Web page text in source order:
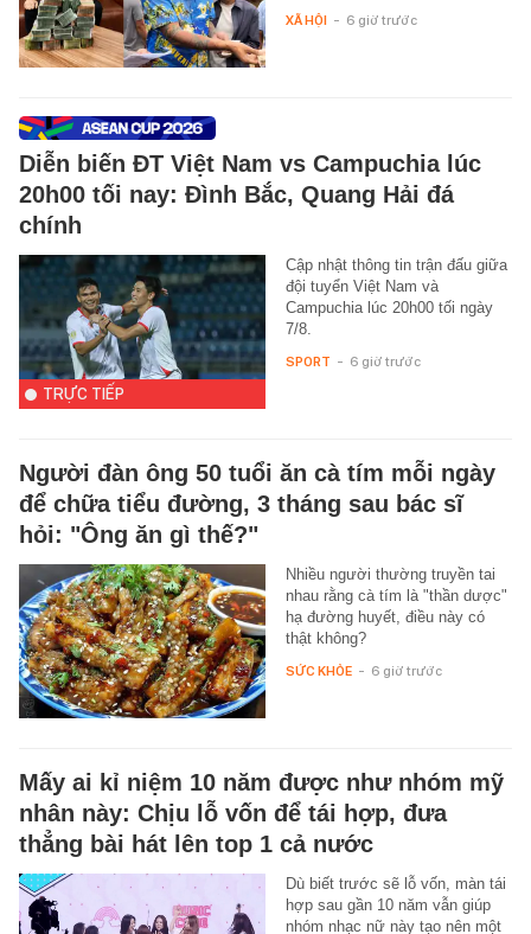
XÃ HỘI - 6 giờ trước
Diễn biến ĐT Việt Nam vs Campuchia lúc
20h00 tối nay: Đình Bắc, Quang Hải đá
chính
TRỰC TIẾP
Cập nhật thông tin trận đấu giữa
đội tuyển Việt Nam và
Campuchia lúc 20h00 tối ngày
7/8.
SPORT - 6 giờ trước
Người đàn ông 50 tuổi ăn cà tím mỗi ngày
để chữa tiểu đường, 3 tháng sau bác sĩ
hỏi: "Ông ăn gì thế?"
Nhiều người thường truyền tai
nhau rằng cà tím là "thần dược"
hạ đường huyết, điều này có
thật không?
SỨC KHỎE - 6 giờ trước
Mấy ai kỉ niệm 10 năm được như nhóm mỹ
nhân này: Chịu lỗ vốn để tái hợp, đưa
thẳng bài hát lên top 1 cả nước
Dù biết trước sẽ lỗ vốn, màn tái
hợp sau gần 10 năm vẫn giúp
nhóm nhạc nữ này tạo nên một